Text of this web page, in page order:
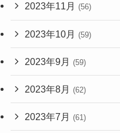
2023年11月 (56)
2023年10月 (59)
2023年9月 (59)
2023年8月 (62)
2023年7月 (61)